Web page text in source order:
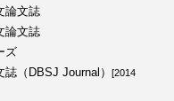
論文誌
論文誌
ズ
（DBSJ Journal）
[2014